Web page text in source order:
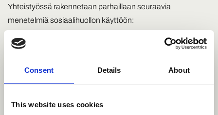
Consent Details About
This website uses cookies
Yhteistyössä rakennetaan parhaillaan seuraavia
menetelmiä sosiaalihuollon käyttöön:
Hoivaa ja leiki MIDI
Tunnekeskeinen perheinterventio